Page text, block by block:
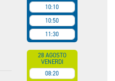
10:10
10:50
11:30
28 AGOSTO
VENERDI
08:20